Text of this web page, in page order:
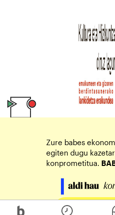
Zure babes
egiten dugu
konprometitua.
Egin zure